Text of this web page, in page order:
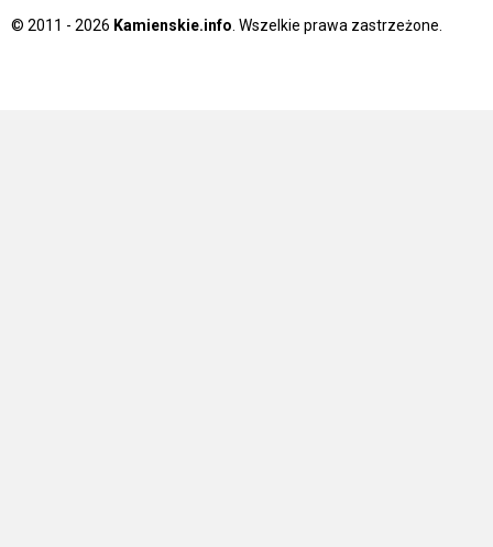
© 2011 - 2026 Kamienskie.info . Wszelkie prawa zastrzeżone.